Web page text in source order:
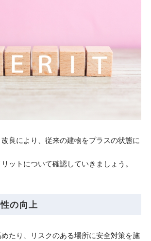
良により、従来の建物をプラスの状態に
ットについて確認していきましょう。
の向上
たり、リスクのある場所に安全対策を施